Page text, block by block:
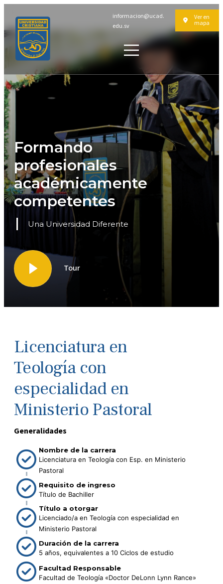
informacion@ucad.
edu.sv
Ver en
mapa
Formando
profesionales
académicamente
competentes
Una Universidad Diferente
Tour
Licenciatura en
Teología con
especialidad en
Ministerio Pastoral
Generalidades
Nombre de la carrera
Licenciatura en Teología con Esp. en Ministerio
Pastoral
Requisito de ingreso
Título de Bachiller
Título a otorgar
Licenciado/a en Teología con especialidad en
Ministerio Pastoral
Duración de la carrera
5 años, equivalentes a 10 Ciclos de estudio
Facultad Responsable
Facultad de Teología «Doctor DeLonn Lynn Rance»